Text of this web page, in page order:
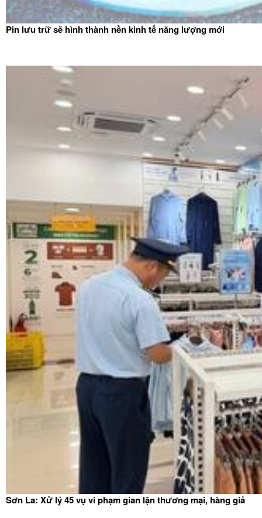
Pin lưu trữ sẽ hình thành nền kinh tế năng lượng mới
Sơn La: Xử lý 45 vụ vi phạm gian lận thương mại, hàng giả